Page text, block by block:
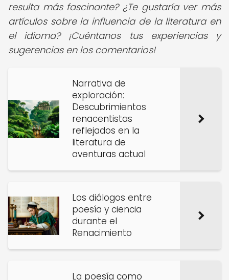
resulta más fascinante? ¿Te gustaría ver más
artículos sobre la influencia de la literatura en
el idioma? ¡Cuéntanos tus experiencias y
sugerencias en los comentarios!
Narrativa de
exploración:
Descubrimientos
renacentistas
reflejados en la
literatura de
aventuras actual
Los diálogos entre
poesía y ciencia
durante el
Renacimiento
La poesía como